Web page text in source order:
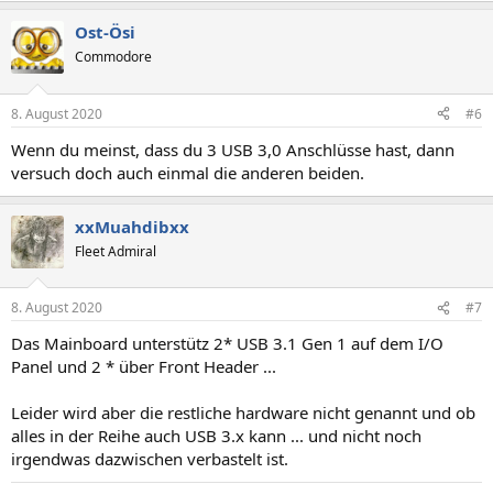
Ost-Ösi
Commodore
8. August 2020 #6
Wenn du meinst, dass du 3 USB 3,0 Anschlüsse hast, dann
versuch doch auch einmal die anderen beiden.
xxMuahdibxx
Fleet Admiral
8. August 2020 #7
Das Mainboard unterstütz 2* USB 3.1 Gen 1 auf dem I/O
Panel und 2 * über Front Header ...
Leider wird aber die restliche hardware nicht genannt und ob
alles in der Reihe auch USB 3.x kann ... und nicht noch
irgendwas dazwischen verbastelt ist.